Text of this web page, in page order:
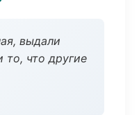
выдали
то, что другие